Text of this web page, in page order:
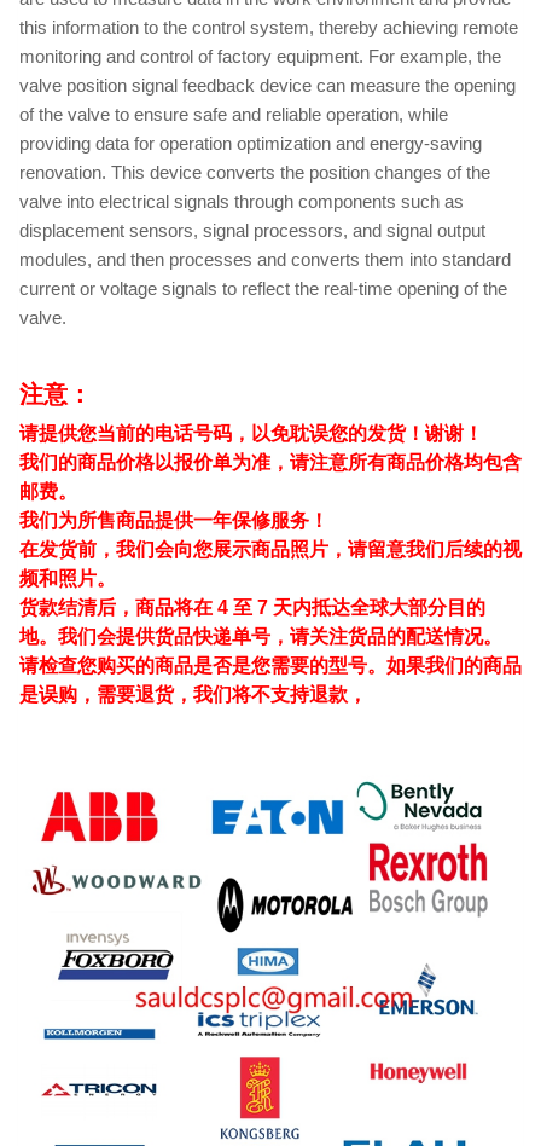
this information to the control system, thereby achieving remote
monitoring and control of factory equipment. For example, the
valve position signal feedback device can measure the opening
of the valve to ensure safe and reliable operation, while
providing data for operation optimization and energy-saving
renovation. This device converts the position changes of the
valve into electrical signals through components such as
displacement sensors, signal processors, and signal output
modules, and then processes and converts them into standard
current or voltage signals to reflect the real-time opening of the
valve.
注意：
请提供您当前的电话号码，以免耽误您的发货！谢谢！
我们的商品价格以报价单为准，请注意所有商品价格均包含
邮费。
我们为所售商品提供一年保修服务！
在发货前，我们会向您展示商品照片，请留意我们后续的视
频和照片。
货款结清后，商品将在 4 至 7 天内抵达全球大部分目的
地。我们会提供货品快递单号，请关注货品的配送情况。
请检查您购买的商品是否是您需要的型号。如果我们的商品
是误购，需要退货，我们将不支持退款，